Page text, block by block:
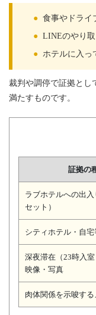
● 食事やドライ
● LINEのやり
● ホテルに入っ
裁判や調停で証拠とし
満たすものです。
証拠の
ラブホテルへの出
セット）
シティホテル・自宅
深夜滞在（23時入
映像・写真
肉体関係を示唆す